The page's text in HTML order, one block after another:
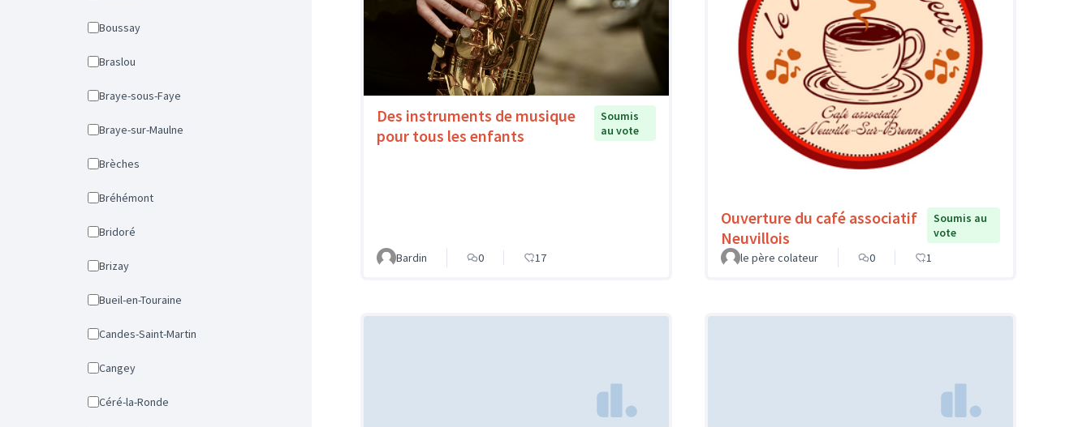
Boussay
Braslou
Braye-sous-Faye
Braye-sur-Maulne
Brèches
Bréhémont
Bridoré
Brizay
Bueil-en-Touraine
Candes-Saint-Martin
Cangey
Céré-la-Ronde
Des instruments de musique
pour tous les enfants
Soumis
au vote
Bardin 0 17
Ouverture du café associatif
Neuvillois
Soumis au
vote
le père colateur
0 1